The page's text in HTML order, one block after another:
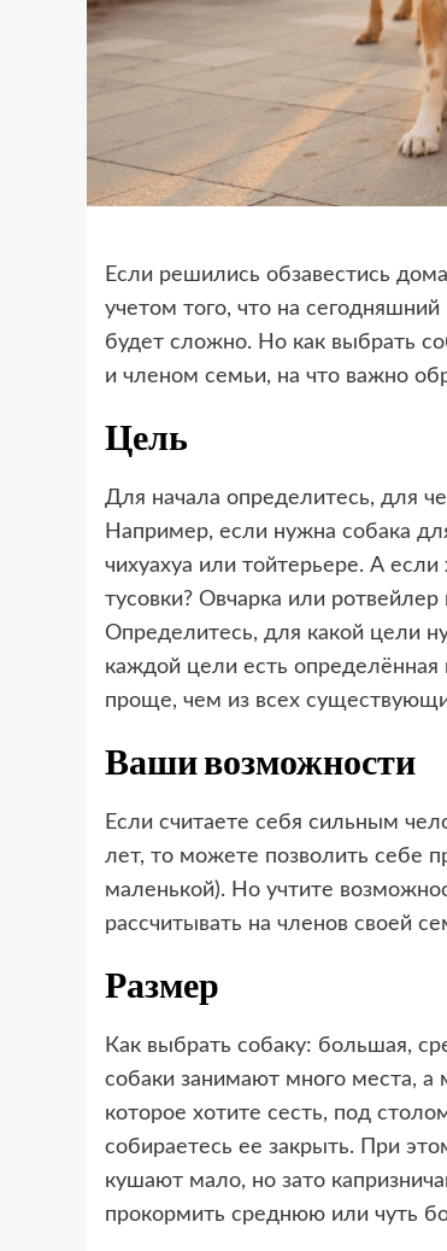
Если решились обзавестись
учетом того, что на
будет сложно. Но как выбрать
и членом семьи, на что важно
Цель
Для начала определитесь, для
Например, если нужна собака
чихуахуа или тойтерьере. А
тусовки? Овчарка или ротвейлер
Определитесь, для какой цели
каждой цели есть определённая
проще, чем из всех
Ваши возможности
Если считаете себя сильным
лет, то можете позволить себе
маленькой). Но учтите
рассчитывать на членов своей
Размер
Как выбрать собаку: большая,
собаки занимают много места, а
которое хотите сесть, под
собираетесь ее закрыть. При
кушают мало, но зато
прокормить среднюю или чуть